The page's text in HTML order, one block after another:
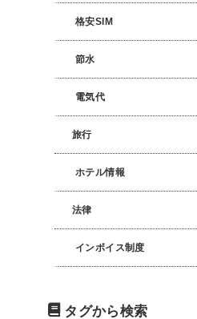
格安SIM
節水
電気代
旅行
ホテル情報
法律
インボイス制度
タグから検索